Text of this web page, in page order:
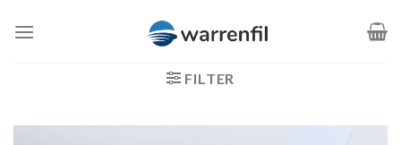
FILTER